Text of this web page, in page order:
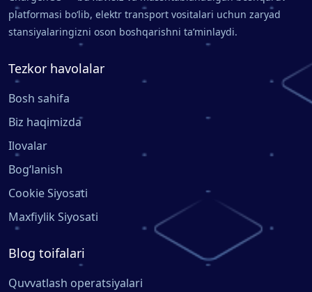
platformasi bo‘lib, elektr transport vositalari uchun zaryad
stansiyalaringizni oson boshqarishni ta’minlaydi.
Tezkor havolalar
Bosh sahifa
Biz haqimizda
Ilovalar
Bog‘lanish
Cookie Siyosati
Maxfiylik Siyosati
Blog toifalari
Quvvatlash operatsiyalari